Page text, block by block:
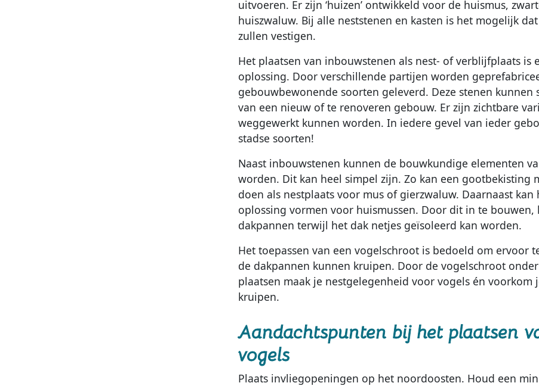
uitvoeren. Er zijn ‘huizen’ ontwikkeld voor de huismus,
huiszwaluw. Bij alle neststenen en kasten is het mogelijk
zullen vestigen.
Het plaatsen van inbouwstenen als nest- of verblijfplaats is
oplossing. Door verschillende partijen worden
gebouwbewonende soorten geleverd. Deze stenen
van een nieuw of te renoveren gebouw. Er zijn zichtbare
weggewerkt kunnen worden. In iedere gevel van ieder
stadse soorten!
Naast inbouwstenen kunnen de bouwkundige elementen
worden. Dit kan heel simpel zijn. Zo kan een
doen als nestplaats voor mus of gierzwaluw. Daarnaast
oplossing vormen voor huismussen. Door dit in te
dakpannen terwijl het dak netjes geïsoleerd kan worden.
Het toepassen van een vogelschroot is bedoeld om ervoor
de dakpannen kunnen kruipen. Door de vogelschroot
plaatsen maak je nestgelegenheid voor vogels én
kruipen.
Aandachtspunten bij het plaatsen
vogels
Plaats invliegopeningen op het noordoosten. Houd een